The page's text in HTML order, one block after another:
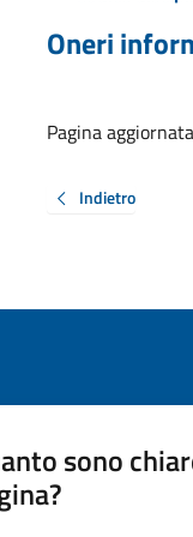
Oneri
Pagina
Indietro
sono